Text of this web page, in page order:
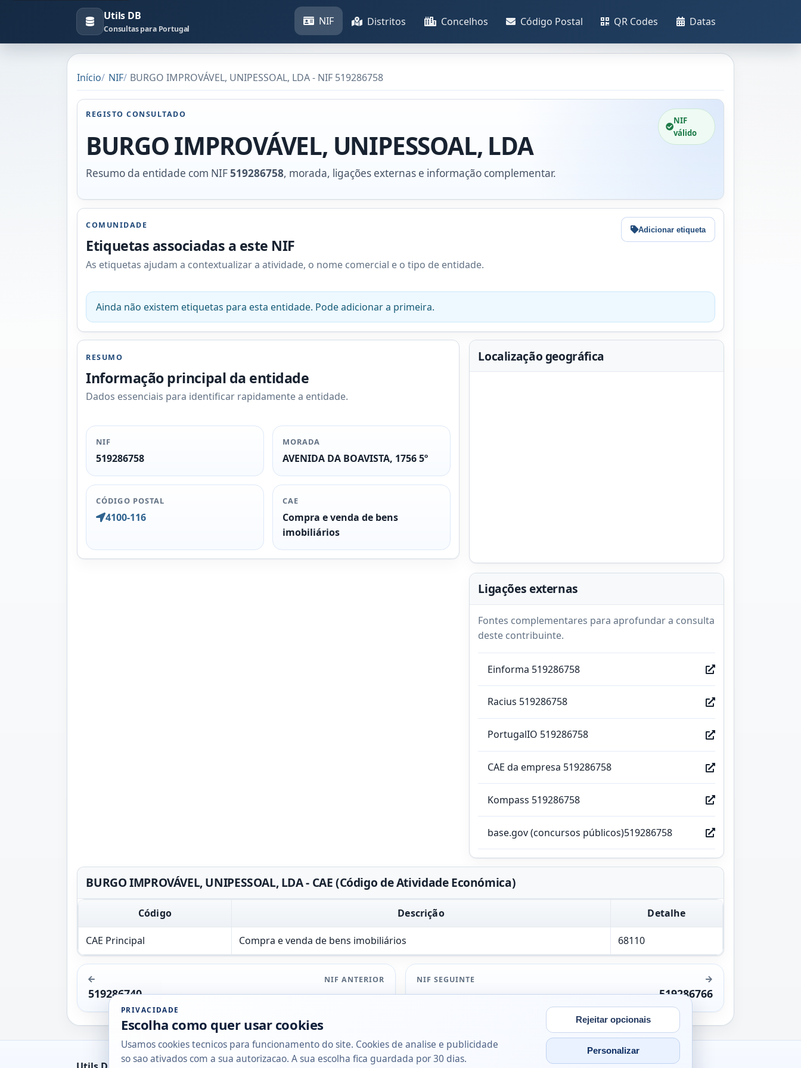
Utils DB
Consultas para Portugal
NIF Distritos Concelhos Código Postal QR Codes Datas
Início NIF BURGO IMPROVÁVEL, UNIPESSOAL, LDA - NIF 519286758
REGISTO CONSULTADO
BURGO IMPROVÁVEL, UNIPESSOAL, LDA
Resumo da entidade com NIF519286758, morada, ligações externas e informação complementar.
NIF
válido
COMUNIDADE
Etiquetas associadas a este NIF
As etiquetas ajudam a contextualizar a atividade, o nome comercial e o tipo de entidade.
Adicionar etiqueta
Ainda não existem etiquetas para esta entidade. Pode adicionar a primeira.
RESUMO
Informação principal da entidade
Dados essenciais para identificar rapidamente a entidade.
NIF
519286758
MORADA
AVENIDA DA BOAVISTA, 1756 5º
CÓDIGO POSTAL
4100-116
CAE
Compra e venda de bens
imobiliários
Localização geográfica
Ligações externas
Fontes complementares para aprofundar a consulta
deste contribuinte.
Einforma 519286758
Racius 519286758
PortugalIO 519286758
CAE da empresa 519286758
Kompass 519286758
base.gov (concursos públicos)519286758
BURGO IMPROVÁVEL, UNIPESSOAL, LDA - CAE (Código de Atividade Económica)
Código Descrição Detalhe
CAE Principal Compra e venda de bens imobiliários 68110
NIF ANTERIOR
519286740
NIF SEGUINTE
519286766
PRIVACIDADE
Escolha como quer usar cookies
Usamos cookies tecnicos para funcionamento do site. Cookies de analise e publicidade
so sao ativados com a sua autorizacao. A sua escolha fica guardada por 30 dias.
Rejeitar opcionais
Personalizar